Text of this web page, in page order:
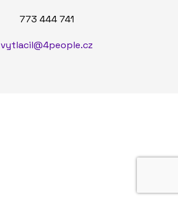
773 444 741
vytlacil@4people.cz